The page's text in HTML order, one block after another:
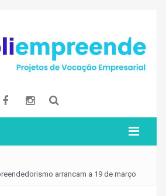
arrancam a 19 de março